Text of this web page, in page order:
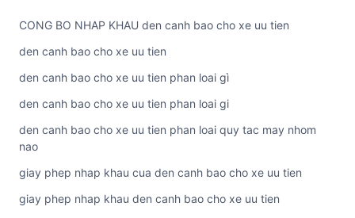
CONG BO NHAP KHAU den canh bao cho xe uu tien
den canh bao cho xe uu tien
den canh bao cho xe uu tien phan loai gì
den canh bao cho xe uu tien phan loai gi
den canh bao cho xe uu tien phan loai quy tac may nhom
nao
giay phep nhap khau cua den canh bao cho xe uu tien
giay phep nhap khau den canh bao cho xe uu tien